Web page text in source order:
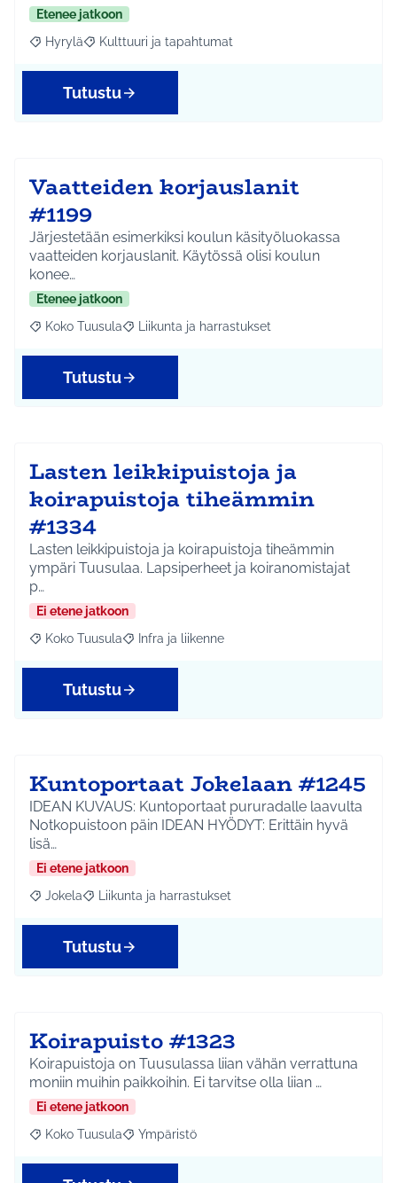
Etenee jatkoon
Rajaa tulokset aihepiirin mukaan: Hyrylä
Hyrylä Rajaa tulokset teeman mukaan: Kulttuuri ja
Kulttuuri ja tapahtumat
Tutustu
Vaatteiden korjauslanit
#1199
Järjestetään esimerkiksi koulun käsityöluokassa
vaatteiden korjauslanit. Käytössä olisi koulun
konee…
Etenee jatkoon
Rajaa tulokset aihepiirin mukaan: Koko Tuusula
Koko Tuusula Rajaa tulokset teeman mukaan: Liikunta ja
Liikunta ja harrastukset
Tutustu
Lasten leikkipuistoja ja
koirapuistoja tiheämmin
#1334
Lasten leikkipuistoja ja koirapuistoja tiheämmin
ympäri Tuusulaa. Lapsiperheet ja koiranomistajat
p…
Ei etene jatkoon
Rajaa tulokset aihepiirin mukaan: Koko Tuusula
Koko Tuusula Rajaa tulokset teeman mukaan: Infra ja liikenne
Infra ja liikenne
Tutustu
Kuntoportaat Jokelaan #1245
IDEAN KUVAUS: Kuntoportaat pururadalle laavulta
Notkopuistoon päin IDEAN HYÖDYT: Erittäin hyvä
lisä…
Ei etene jatkoon
Rajaa tulokset aihepiirin mukaan: Jokela
Jokela Rajaa tulokset teeman mukaan: Liikunta ja
Liikunta ja harrastukset
Tutustu
Koirapuisto #1323
Koirapuistoja on Tuusulassa liian vähän verrattuna
moniin muihin paikkoihin. Ei tarvitse olla liian …
Ei etene jatkoon
Rajaa tulokset aihepiirin mukaan: Koko Tuusula
Koko Tuusula Rajaa tulokset teeman mukaan: Ympäristö
Ympäristö